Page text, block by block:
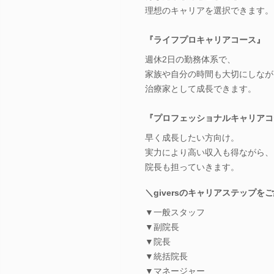
理想のキャリアを選択できます。
『ライフプロキャリアコース』
週休2日の勤務体系で、
家族や自分の時間も大切にしなが
治療家として成長できます。
『プロフェッショナルキャリアコ
早く成長したい方向け。
実力により高い収入も得ながら、
院長も担っていきます。
＼giversのキャリアステップを
▼一般スタッフ
▼副院長
▼院長
▼統括院長
▼マネージャー